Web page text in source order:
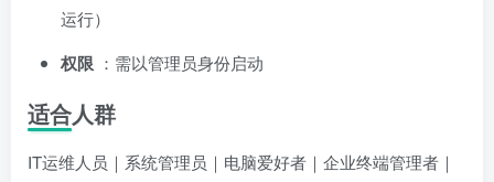
运行）
权限 ：需以管理员身份启动
适合人群
IT运维人员｜系统管理员｜电脑爱好者｜企业终端管理者｜